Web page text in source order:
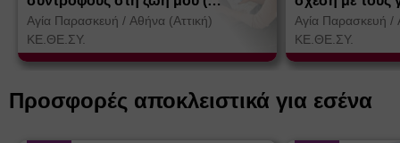
Θεσσαλονίκη)
Αγία Παρασκευή / Αθήνα (Αττική)
ΚΕ.ΘΕ.ΣΥ.
Αγία Παρασκευή /
ΚΕ.ΘΕ.ΣΥ.
Προσφορές αποκλειστικά για εσένα